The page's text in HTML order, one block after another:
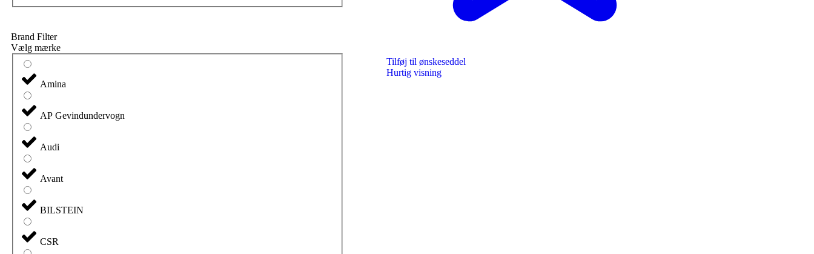
Brand Filter
Vælg mærke
Amina
AP Gevindundervogn
Audi
Avant
BILSTEIN
CSR
Tilføj til ønskeseddel
Hurtig visning